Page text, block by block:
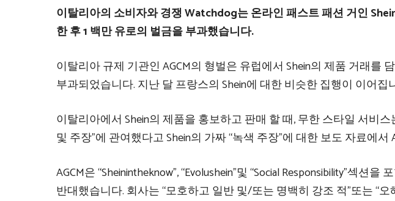
이탈리아의 소비자와 경쟁Watchdog는 온라인 패스트 ​​패션 거인
한 후 1 백만 유로의 벌금을 부과했습니다.
이탈리아 규제 기관인 AGCM의 형벌은 유럽에서 Shein의 제품 거래를
부과되었습니다. 지난 달 프랑스의 Shein에 대한 비슷한 집행이 이어집
이탈리아에서 Shein의 제품을 홍보하고 판매 할 때, 무한 스타일 서비
및 주장”에 관여했다고 Shein의 가짜 “녹색 주장”에 대한 보도 자료에서
AGCM은 “Sheinintheknow”, “Evolushein”및 “Social Responsibility”섹션
반대했습니다. 회사는 “모호하고 일반 및/또는 명백히 강조 적”또는 “